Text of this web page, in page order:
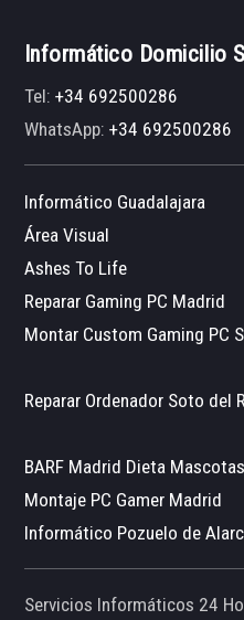
Informático Domicilio
Tel:+34 692500286
WhatsApp:+34 692500286
Informático Guadalajara
Área Visual
Ashes To Life
Reparar Gaming PC Madrid
Montar Custom Gaming PC
Reparar Ordenador Soto del
BARF Madrid Dieta Mascotas
Montaje PC Gamer Madrid
Informático Pozuelo de
Servicios Informáticos 24